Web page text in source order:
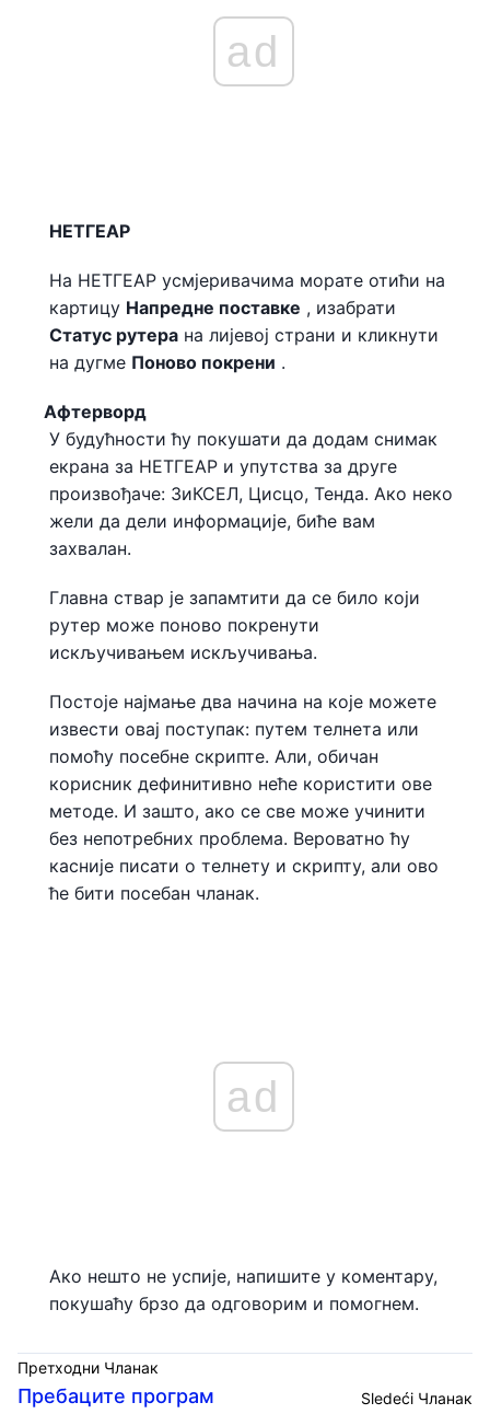
ad
НЕТГЕАР
На НЕТГЕАР усмјеривачима морате отићи на
картицу Напредне поставке , изабрати
Статус рутера на лијевој страни и кликнути
на дугме Поново покрени .
Афтерворд
У будућности ћу покушати да додам снимак
екрана за НЕТГЕАР и упутства за друге
произвођаче: ЗиКСЕЛ, Цисцо, Тенда. Ако неко
жели да дели информације, биће вам
захвалан.
Главна ствар је запамтити да се било који
рутер може поново покренути
искључивањем искључивања.
Постоје најмање два начина на које можете
извести овај поступак: путем телнета или
помоћу посебне скрипте. Али, обичан
корисник дефинитивно неће користити ове
методе. И зашто, ако се све може учинити
без непотребних проблема. Вероватно ћу
касније писати о телнету и скрипту, али ово
ће бити посебан чланак.
ad
Ако нешто не успије, напишите у коментару,
покушаћу брзо да одговорим и помогнем.
Претходни Чланак
Пребаците програм
Sledeći Чланак